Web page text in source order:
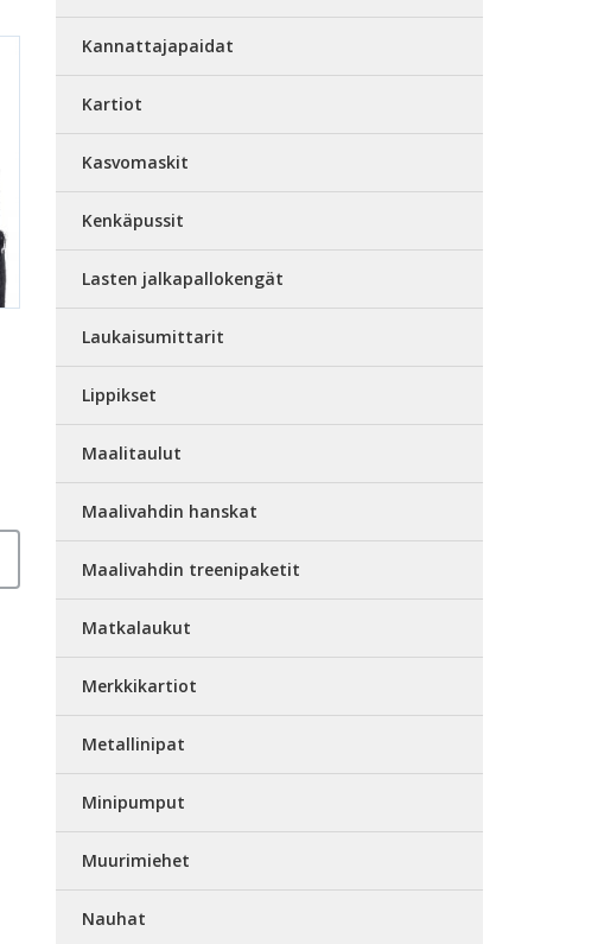
Kannattajapaidat
Kartiot
Kasvomaskit
Kenkäpussit
Lasten jalkapallokengät
Laukaisumittarit
Lippikset
Maalitaulut
Maalivahdin hanskat
Maalivahdin treenipaketit
Matkalaukut
Merkkikartiot
Metallinipat
Minipumput
Muurimiehet
Nauhat